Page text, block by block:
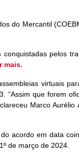
do Mercantil
pelos
mais.
virtuais
que forem
Marco
acordo em data
de março de 2024.